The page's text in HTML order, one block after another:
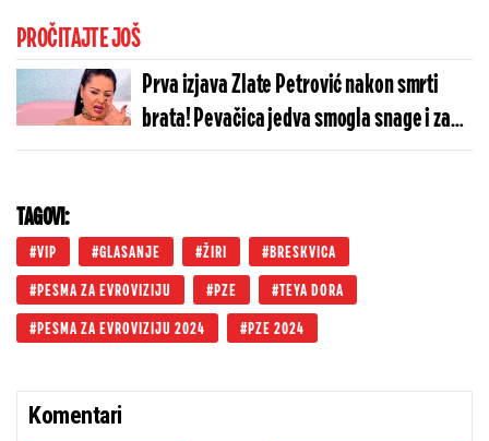
PROČITAJTE JOŠ
Prva izjava Zlate Petrović nakon smrti
brata! Pevačica jedva smogla snage i za
Informer poručila ovo
TAGOVI:
VIP GLASANJE ŽIRI BRESKVICA
PESMA ZA EVROVIZIJU PZE TEYA DORA
PESMA ZA EVROVIZIJU 2024 PZE 2024
Komentari